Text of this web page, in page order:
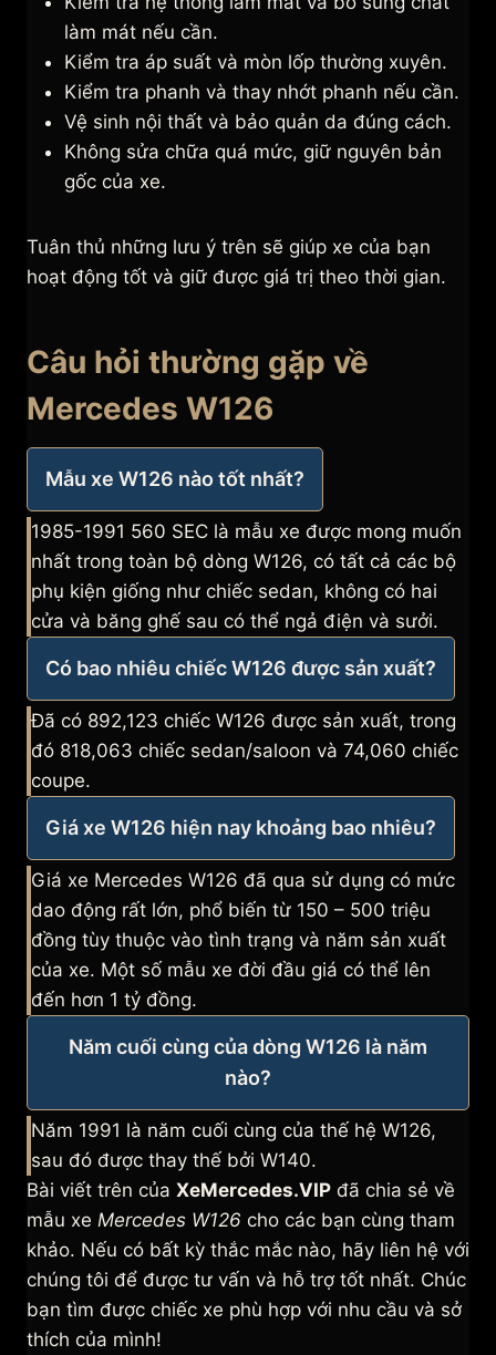
làm mát nếu cần.
Kiểm tra áp suất và mòn lốp thường xuyên.
Kiểm tra phanh và thay nhớt phanh nếu cần.
Vệ sinh nội thất và bảo quản da đúng cách.
Không sửa chữa quá mức, giữ nguyên bản
gốc của xe.
Tuân thủ những lưu ý trên sẽ giúp xe của bạn
hoạt động tốt và giữ được giá trị theo thời gian.
Câu hỏi thường gặp về
Mercedes W126
Mẫu xe W126 nào tốt nhất?
1985-1991 560 SEC là mẫu xe được mong muốn
nhất trong toàn bộ dòng W126, có tất cả các bộ
phụ kiện giống như chiếc sedan, không có hai
cửa và băng ghế sau có thể ngả điện và sưởi.
Có bao nhiêu chiếc W126 được sản xuất?
Đã có 892,123 chiếc W126 được sản xuất, trong
đó 818,063 chiếc sedan/saloon và 74,060 chiếc
coupe.
Giá xe W126 hiện nay khoảng bao nhiêu?
Giá xe Mercedes W126 đã qua sử dụng có mức
dao động rất lớn, phổ biến từ 150 – 500 triệu
đồng tùy thuộc vào tình trạng và năm sản xuất
của xe. Một số mẫu xe đời đầu giá có thể lên
đến hơn 1 tỷ đồng.
Năm cuối cùng của dòng W126 là năm
nào?
Năm 1991 là năm cuối cùng của thế hệ W126,
sau đó được thay thế bởi W140.
Bài viết trên của XeMercedes.VIP đã chia sẻ về
mẫu xe Mercedes W126 cho các bạn cùng tham
khảo. Nếu có bất kỳ thắc mắc nào, hãy liên hệ với
chúng tôi để được tư vấn và hỗ trợ tốt nhất. Chúc
bạn tìm được chiếc xe phù hợp với nhu cầu và sở
thích của mình!